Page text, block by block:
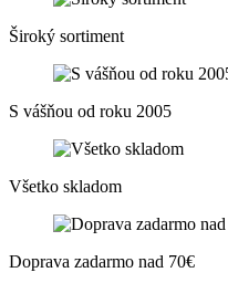
Široký sortiment
S vášňou od roku 2005
Všetko skladom
Doprava zadarmo nad 70€